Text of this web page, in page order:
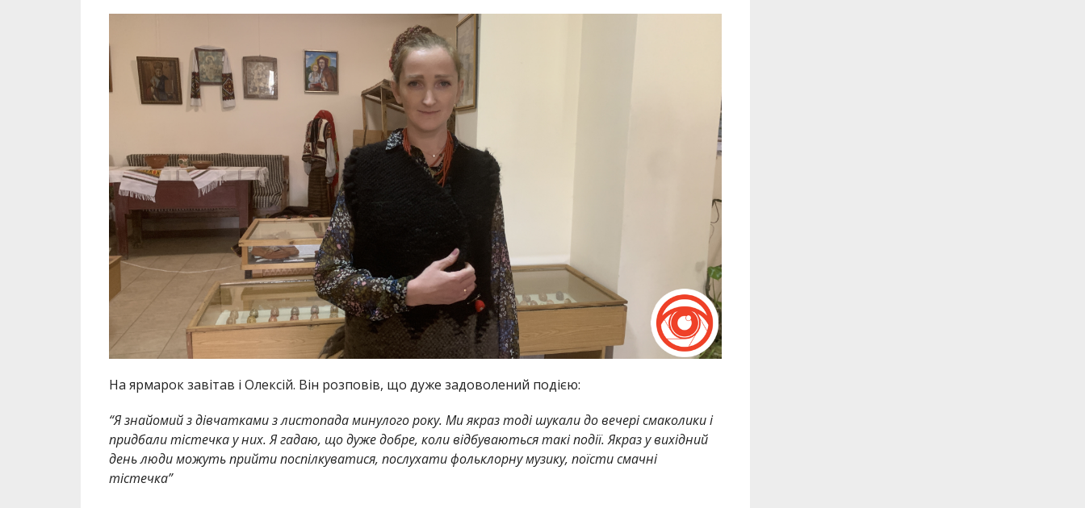
На ярмарок завітав і Олексій. Він розповів, що дуже задоволений подією:
“Я знайомий з дівчатками з листопада минулого року. Ми якраз тоді шукали до вечері смаколики і
придбали тістечка у них. Я гадаю, що дуже добре, коли відбуваються такі події. Якраз у вихідний
день люди можуть прийти поспілкуватися, послухати фольклорну музику, поїсти смачні
тістечка”